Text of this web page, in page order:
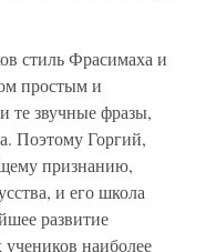
стиль Фрасимаха и
простым и
те звучные фразы,
Поэтому Горгий,
признанию,
и его школа
развитие
наиболее